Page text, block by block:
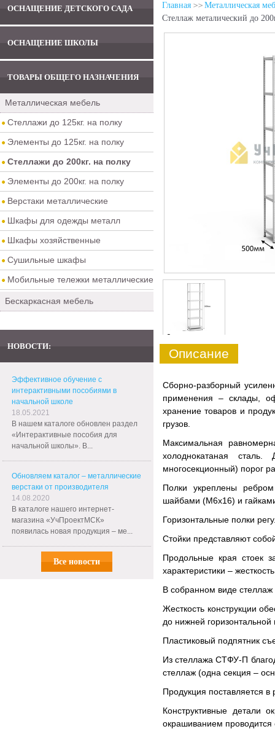
ОСНАЩЕНИЕ ДЕТСКОГО САДА
ОСНАЩЕНИЕ ШКОЛЫ
ТОВАРЫ ОБЩЕГО НАЗНАЧЕНИЯ
Металлическая мебель
Стеллажи до 125кг. на полку
Элементы до 125кг. на полку
Стеллажи до 200кг. на полку
Элементы до 200кг. на полку
Верстаки металлические
Шкафы для одежды металл
Шкафы хозяйственные
Сушильные шкафы
Мобильные тележки металлические
Бескаркасная мебель
НОВОСТИ:
Эффективное обучение с
интерактивными пособиями в
начальной школе
18.05.2021
В нашем каталоге обновлен раздел
«Интерактивные пособия для
начальной школы». В...
Обновляем каталог – металлические
верстаки от производителя
14.08.2020
В каталоге нашего интернет-
магазина «УчПроектМСК»
появилась новая продукция – ме...
Все новости
Главная
Металлическая
Стеллаж металический до
0
Описание
Сборно-разборный
применения – склады,
хранение товаров и
грузов.
Максимальная
холоднокатаная
многосекционный) порог
Полки укреплены
шайбами (М6х16) и
Горизонтальные полки
Стойки представляют
Продольные края стоек
характеристики –
В собранном виде стеллаж
Жесткость конструкции
до нижней
Пластиковый подпятник
Из стеллажа СТФУ-П
стеллаж (одна секция –
Продукция поставляется в
Конструктивные детали
окрашиванием проводится